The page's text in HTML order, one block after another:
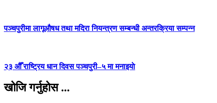
पञ्चपुरीमा लागूऔषध तथा मदिरा नियन्त्रण सम्बन्धी अन्तरक्रिया सम्पन्न
२३ औँ राष्ट्रिय धान दिवस पञ्चपुरी–५ मा मनाइयाे
खोजि गर्नुहोस ...